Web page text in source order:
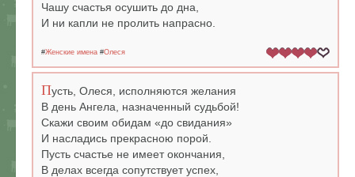
Чашу счастья осушить до дна,
И ни капли не пролить напрасно.
#Женские имена #Олеся
Пусть, Олеся, исполняются желания
В день Ангела, назначенный судьбой!
Скажи своим обидам «до свидания»
И насладись прекрасною порой.
Пусть счастье не имеет окончания,
В делах всегда сопутствует успех,